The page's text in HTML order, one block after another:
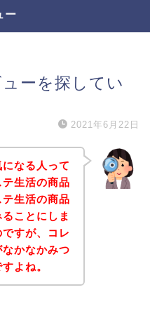
ー
ーを探してい
2021年6月22日
なる人って
生活の商品
生活の商品
ことにしま
すが、コレ
かなかみつ
よね。